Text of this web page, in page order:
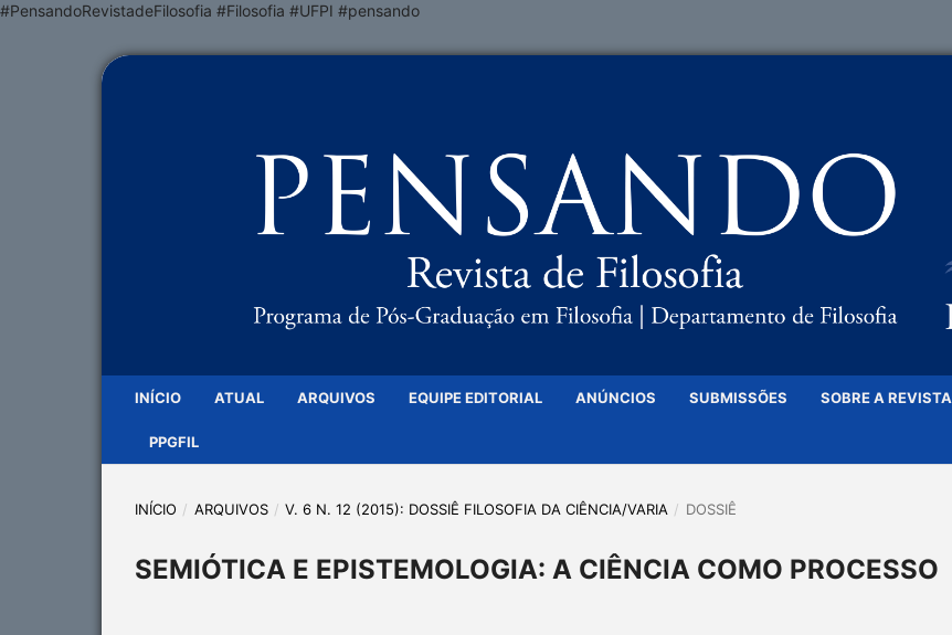
#PensandoRevistadeFilosofia #Filosofia #UFPI #pensando
INÍCIO ATUAL ARQUIVOS EQUIPE EDITORIAL ANÚNCIOS SUBMISSÕES SOBRE A REVISTA
PPGFIL
INÍCIO / ARQUIVOS / V. 6 N. 12 (2015): DOSSIÊ FILOSOFIA DA CIÊNCIA/VARIA / DOSSIÊ
SEMIÓTICA E EPISTEMOLOGIA: A CIÊNCIA COMO PROCESSO